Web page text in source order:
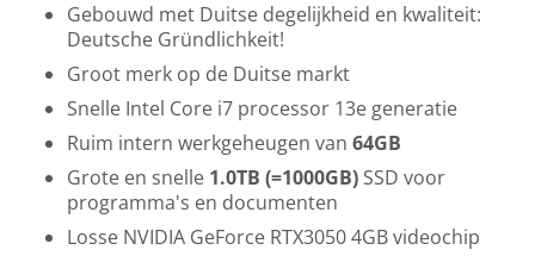
Gebouwd met Duitse degelijkheid en kwaliteit:
Deutsche Gründlichkeit!
Groot merk op de Duitse markt
Snelle Intel Core i7 processor 13e generatie
Ruim intern werkgeheugen van 64GB
Grote en snelle 1.0TB (=1000GB) SSD voor
programma's en documenten
Losse NVIDIA GeForce RTX3050 4GB videochip